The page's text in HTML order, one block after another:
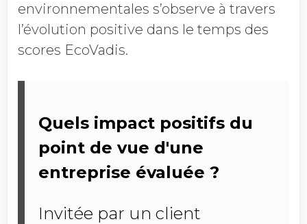
environnementales s’observe à travers
l’évolution positive dans le temps des
scores EcoVadis.
Quels impact positifs du
point de vue d'une
entreprise évaluée ?
Invitée par un client